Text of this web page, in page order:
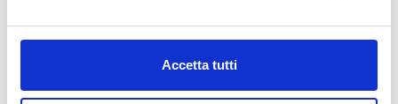
Accetta tutti